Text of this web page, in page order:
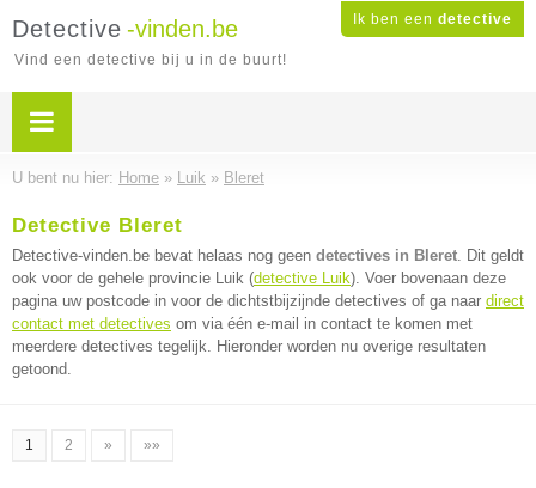
Ik ben een detective
Detective -vinden.be
Vind een detective bij u in de buurt!
U bent nu hier: Home » Luik » Bleret
Detective Bleret
Detective-vinden.be bevat helaas nog geen detectives in Bleret. Dit geldt
ook voor de gehele provincie Luik (detective Luik). Voer bovenaan deze
pagina uw postcode in voor de dichtstbijzijnde detectives of ga naar direct
contact met detectives om via één e-mail in contact te komen met
meerdere detectives tegelijk. Hieronder worden nu overige resultaten
getoond.
1 2 » »»